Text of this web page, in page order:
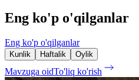
Eng ko'p o'qilganlar
Eng ko'p o'qilganlar
Kunlik Haftalik Oylik
Mavzuga oidTo'liq ko'rish